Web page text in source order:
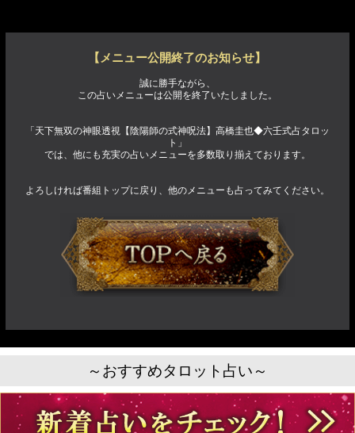
【メニュー公開終了のお知らせ】
誠に勝手ながら、
この占いメニューは公開を終了いたしました。
「天下無双の神眼透視【陰陽師の式神呪法】高橋圭也◆六壬式占タロッ
ト」
では、他にも充実の占いメニューを多数取り揃えております。
よろしければ番組トップに戻り、他のメニューも占ってみてください。